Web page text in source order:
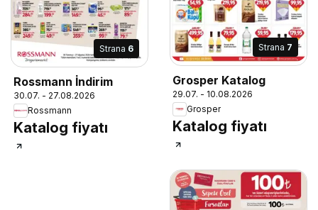
Strana 6
Rossmann İndirim
30.07. - 27.08.2026
Rossmann
Katalog fiyatı
Strana 7
Grosper Katalog
29.07. - 10.08.2026
Grosper
Katalog fiyatı